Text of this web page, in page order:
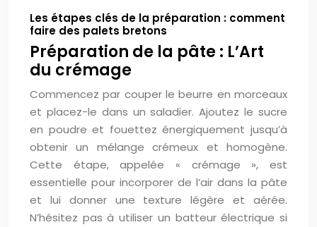
Les étapes clés de la préparation : comment
faire des palets bretons
Préparation de la pâte : L’Art
du crémage
Commencez par couper le beurre en morceaux
et placez-le dans un saladier. Ajoutez le sucre
en poudre et fouettez énergiquement jusqu’à
obtenir un mélange crémeux et homogène.
Cette étape, appelée « crémage », est
essentielle pour incorporer de l’air dans la pâte
et lui donner une texture légère et aérée.
N’hésitez pas à utiliser un batteur électrique si